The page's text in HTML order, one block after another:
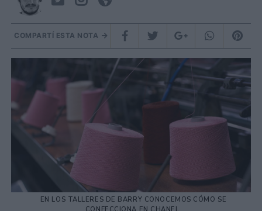
COMPARTÍ ESTA NOTA
EN LOS TALLERES DE BARRY CONOCEMOS CÓMO SE